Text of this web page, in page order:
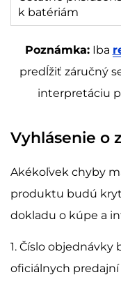
k batériám
Poznámka:Iba
predĺžiť záručný
interpretáciu
Vyhlásenie o
Akékoľvek chyby
produktu budú
dokladu o kúpe a
1. Číslo
oficiálnych predajní